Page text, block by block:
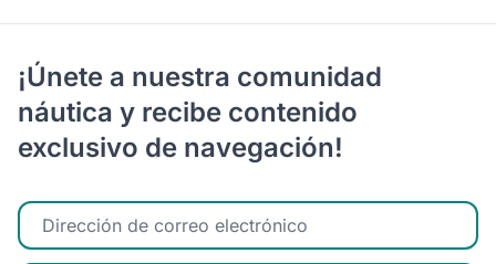
¡Únete a nuestra comunidad
náutica y recibe contenido
exclusivo de navegación!
Ingrese su correo electrónico